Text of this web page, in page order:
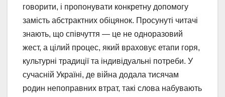
говорити, і пропонувати конкретну допомогу
замість абстрактних обіцянок. Просунуті читачі
знають, що співчуття — це не одноразовий
жест, а цілий процес, який враховує етапи горя,
культурні традиції та індивідуальні потреби. У
сучасній Україні, де війна додала тисячам
родин непоправних втрат, такі слова набувають